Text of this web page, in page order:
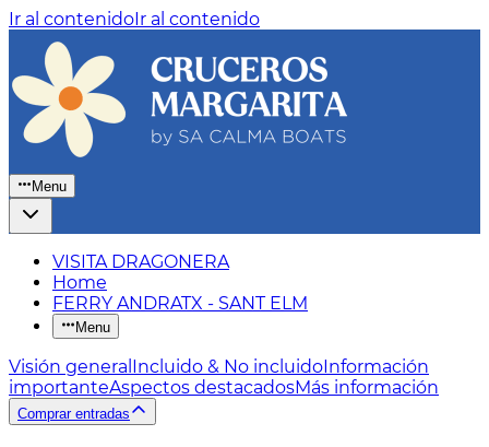
Ir al contenidoIr al contenido
Menu
VISITA DRAGONERA
Home
FERRY ANDRATX - SANT ELM
Menu
Visión general Incluido & No incluidoInformación
importanteAspectos destacadosMás información
Comprar entradas